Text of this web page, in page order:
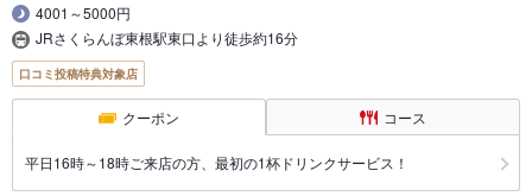
4001～5000円
JRさくらんぼ東根駅東口より徒歩約16分
口コミ投稿特典対象店
クーポン コース
平日16時～18時ご来店の方、最初の1杯ドリンクサービス！